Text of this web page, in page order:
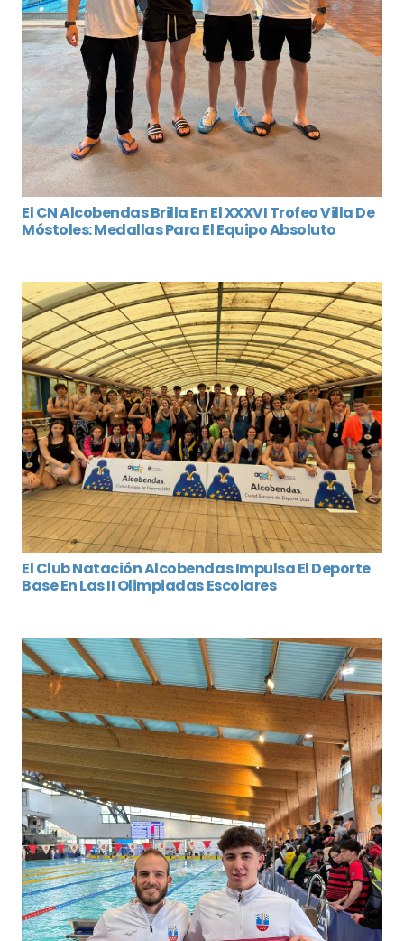
El CN Alcobendas Brilla En El XXXVI Trofeo Villa De
Móstoles: Medallas Para El Equipo Absoluto
El Club Natación Alcobendas Impulsa El Deporte
Base En Las II Olimpiadas Escolares